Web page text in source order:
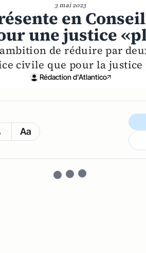
3 mai 2023
en
une justice
de réduire par
civile que pour la justice
Rédaction d'Atlantico
Aa